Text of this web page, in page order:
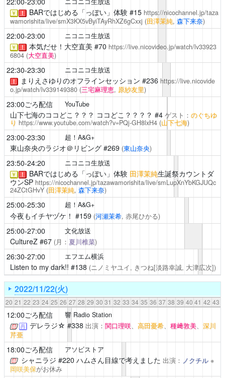
￥ ！ BARではじめる「っぽい」体験#15 https://nicochannel.jp/taza
wamorishita/live/smX3KX5vByiTAyRhXZ6gCxxj (田澤茉純, 森下来奈)
22:00-23:00 ニコニコ生放送
￥ ！ 本気だせ！大空直美 #70 https://live.nicovideo.jp/watch/lv33923
6804 (大空直美)
22:30-23:30 ニコニコ生放送
！ まりえさゆりのオフラインセッション #236 https://live.nicovide
o.jp/watch/lv339149380 (三宅麻理恵, 原紗友里)
23:00ごろ配信 YouTube
山下七海のココどこ？？？ ココどこ？？？？ #4 ゲスト： のぐちゆ
り https://www.youtube.com/watch?v=PQj-GH8lxH4 (山下七海)
23:00-23:30 超！A&G+
東山奈央のラジオ＠リビング#269 (東山奈央)
23:50-24:20 ニコニコ生放送
￥ ！ BARではじめる「っぽい」体験 田澤茉純生誕祭カウントダ
ウンSP https://nicochannel.jp/tazawamorishita/live/smLupXnYbKGJUQc
24ZCtGHvY (田澤茉純, 森下来奈)
25:00-25:30 超！A&G+
今夜もイチヤヅケ！ #159 (河瀬茉希, 赤尾ひかる)
25:00-27:00 文化放送
CultureZ#67 (月： 夏川椎菜)
26:30-27:00 エフエム横浜
Listen to my dark!! #138 (ニノミヤユイ, きつね[淡路幸誠, 大津広次])
2022/11/22(火)
20 21 22 23 24 25 26 27 28 29 30 31 32 33 34 35 36 37 38 39 40 41 42 43
12:00ごろ配信 響 Radio Station
再 デレラジ☆ #338 出演： 関口理咲、 高田憂希、 種﨑敦美、 深川
芹亜
18:00ごろ配信 アソビストア
シャニラジ #220 ハムさん目線で考えました 出演： ノクチル※
岡咲美保がお休み